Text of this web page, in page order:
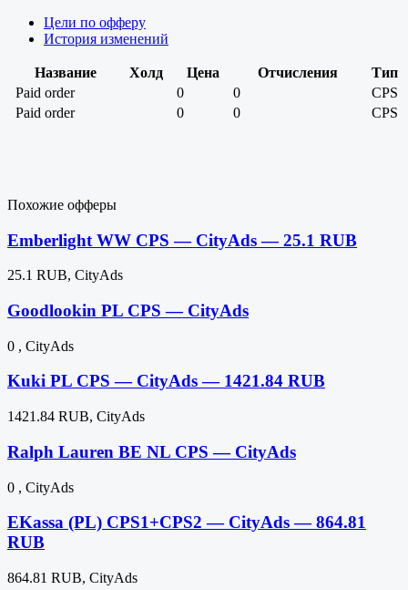
Цели по офферу
История изменений
Название Холд Цена Отчисления
Тип
Paid order
0 0
CPS
Paid order
0 0 CPS
Похожие офферы
Emberlight WW CPS — CityAds — 25.1 RUB
25.1 RUB, CityAds
Goodlookin PL CPS — CityAds
0 , CityAds
Kuki PL CPS — CityAds — 1421.84 RUB
1421.84 RUB, CityAds
Ralph Lauren BE NL CPS — CityAds
0 , CityAds
EKassa (PL) CPS1+CPS2 — CityAds — 864.81
RUB
864.81 RUB, CityAds